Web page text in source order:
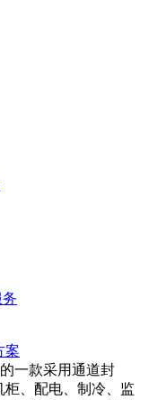
案
一款采用通道封
柜、配电、制冷、监